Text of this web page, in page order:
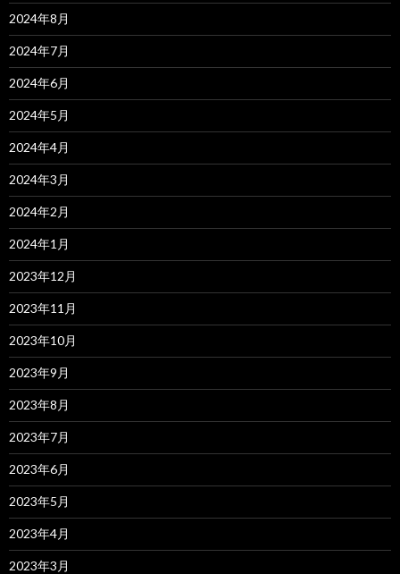
2024年8月
2024年7月
2024年6月
2024年5月
2024年4月
2024年3月
2024年2月
2024年1月
2023年12月
2023年11月
2023年10月
2023年9月
2023年8月
2023年7月
2023年6月
2023年5月
2023年4月
2023年3月